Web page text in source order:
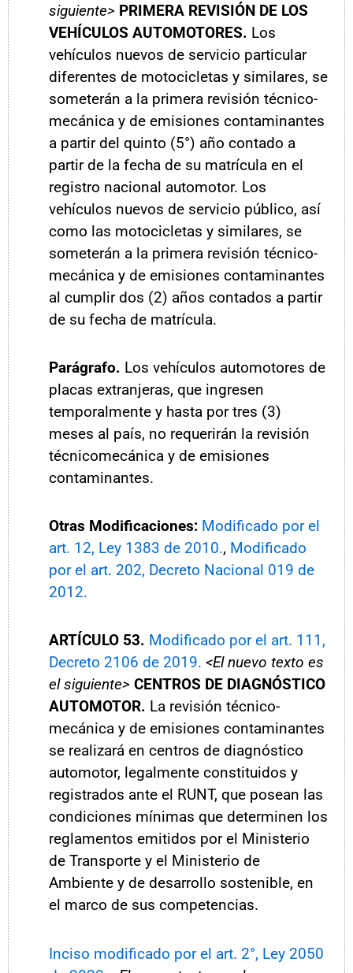
siguiente> PRIMERA REVISIÓN DE LOS
VEHÍCULOS AUTOMOTORES. Los
vehículos nuevos de servicio particular
diferentes de motocicletas y similares, se
someterán a la primera revisión técnico-
mecánica y de emisiones contaminantes
a partir del quinto (5°) año contado a
partir de la fecha de su matrícula en el
registro nacional automotor. Los
vehículos nuevos de servicio público, así
como las motocicletas y similares, se
someterán a la primera revisión técnico-
mecánica y de emisiones contaminantes
al cumplir dos (2) años contados a partir
de su fecha de matrícula.
Parágrafo. Los vehículos automotores de
placas extranjeras, que ingresen
temporalmente y hasta por tres (3)
meses al país, no requerirán la revisión
técnicomecánica y de emisiones
contaminantes.
Otras Modificaciones: Modificado por el
art. 12, Ley 1383 de 2010., Modificado
por el art. 202, Decreto Nacional 019 de
2012.
ARTÍCULO 53. Modificado por el art. 111,
Decreto 2106 de 2019. <El nuevo texto es
el siguiente> CENTROS DE DIAGNÓSTICO
AUTOMOTOR. La revisión técnico-
mecánica y de emisiones contaminantes
se realizará en centros de diagnóstico
automotor, legalmente constituidos y
registrados ante el RUNT, que posean las
condiciones mínimas que determinen los
reglamentos emitidos por el Ministerio
de Transporte y el Ministerio de
Ambiente y de desarrollo sostenible, en
el marco de sus competencias.
Inciso modificado por el art. 2°, Ley 2050